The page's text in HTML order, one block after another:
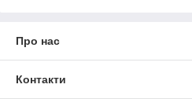
Про нас
Контакти